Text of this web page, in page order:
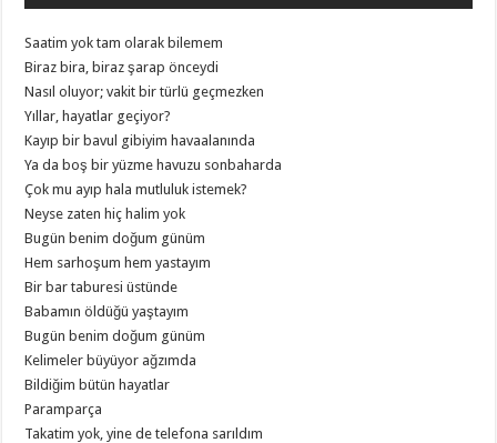
Saatim yok tam olarak bilemem
Biraz bira, biraz şarap önceydi
Nasıl oluyor; vakit bir türlü geçmezken
Yıllar, hayatlar geçiyor?
Kayıp bir bavul gibiyim havaalanında
Ya da boş bir yüzme havuzu sonbaharda
Çok mu ayıp hala mutluluk istemek?
Neyse zaten hiç halim yok
Bugün benim doğum günüm
Hem sarhoşum hem yastayım
Bir bar taburesi üstünde
Babamın öldüğü yaştayım
Bugün benim doğum günüm
Kelimeler büyüyor ağzımda
Bildiğim bütün hayatlar
Paramparça
Takatim yok, yine de telefona sarıldım